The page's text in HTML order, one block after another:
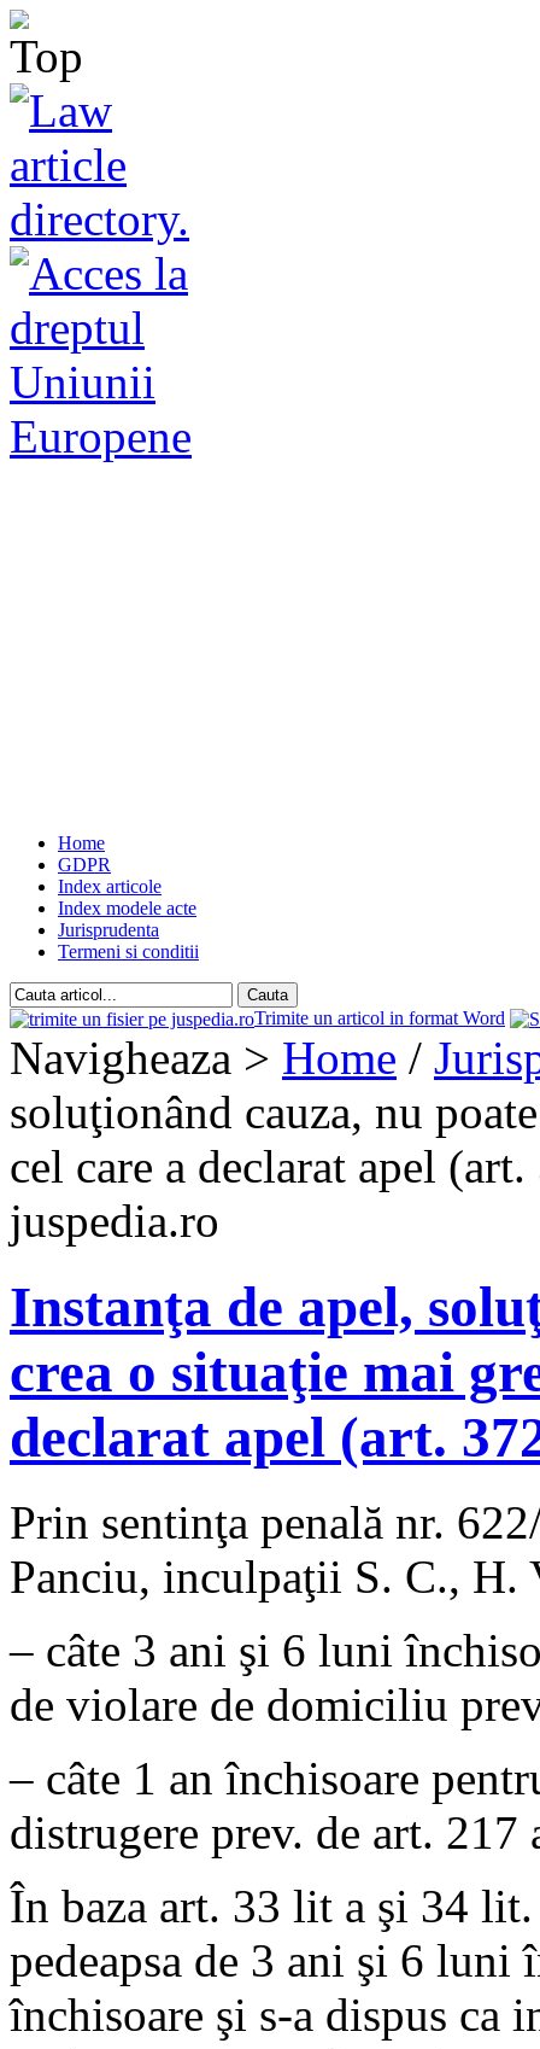
Home
GDPR
Index articole
Index modele acte
Jurisprudenta
Termeni si conditii
Trimite un articol in format Word
Navigheaza > Home /
soluţionând cauza, nu
cel care a declarat apel
juspedia.ro
Instanţa de apel,
crea o situaţie mai
declarat apel (art.
Prin sentinţa penală nr.
Panciu, inculpaţii S. C., H.
– câte 3 ani şi 6 luni
de violare de domiciliu
– câte 1 an închisoare
distrugere prev. de art.
În baza art. 33 lit a şi 34
pedeapsa de 3 ani şi 6 luni
închisoare şi s-a dispus ca